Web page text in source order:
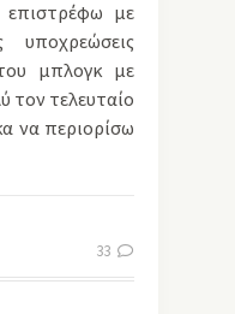
επιστρέφω με
μπλογκ με
τελευταίο
να περιορίσω
33